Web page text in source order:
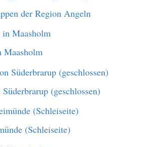
der Region Angeln
Maasholm
(geschlossen)
(Schleiseite)